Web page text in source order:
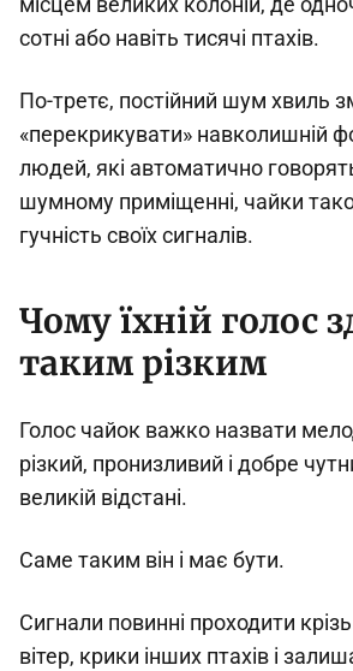
сотні або навіть тисячі птахів.
По-третє, постійний шум хвиль
«перекрикувати» навколишній
людей, які автоматично
шумному приміщенні, чайки
гучність своїх сигналів.
Чому їхній голос
таким різким
Голос чайок важко назвати
різкий, пронизливий і добре
великій відстані.
Саме таким він і має бути.
Сигнали повинні проходити
вітер, крики інших птахів і